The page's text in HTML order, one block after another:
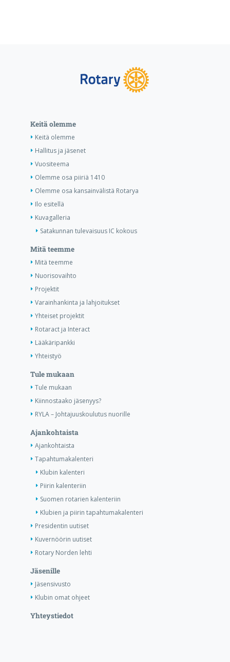
Keitä olemme
Keitä olemme
Hallitus ja jäsenet
Vuositeema
Olemme osa piiriä 1410
Olemme osa kansainvälistä Rotarya
Ilo esitellä
Kuvagalleria
Satakunnan tulevaisuus IC kokous
Mitä teemme
Mitä teemme
Nuorisovaihto
Projektit
Varainhankinta ja lahjoitukset
Yhteiset projektit
Rotaract ja Interact
Lääkäripankki
Yhteistyö
Tule mukaan
Tule mukaan
Kiinnostaako jäsenyys?
RYLA – Johtajuuskoulutus nuorille
Ajankohtaista
Ajankohtaista
Tapahtumakalenteri
Klubin kalenteri
Piirin kalenteriin
Suomen rotarien kalenteriin
Klubien ja piirin tapahtumakalenteri
Presidentin uutiset
Kuvernöörin uutiset
Rotary Norden lehti
Jäsenille
Jäsensivusto
Klubin omat ohjeet
Yhteystiedot